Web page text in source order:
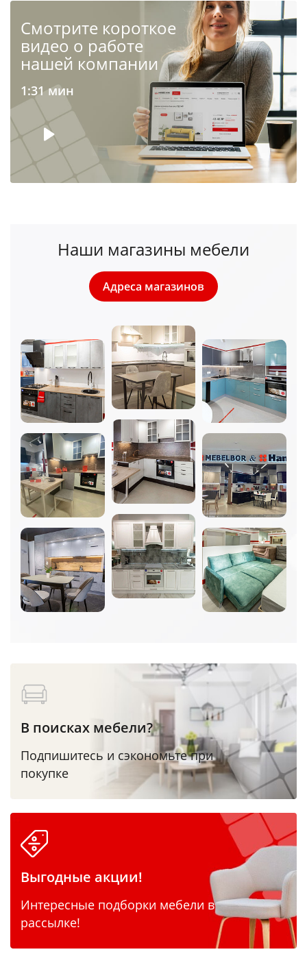
Cмотрите короткое
видео о работе
нашей компании
1:31 мин
Наши магазины мебели
Адреса магазинов
В поисках мебели?
Подпишитесь и сэкономьте при
покупке
Выгодные акции!
Интересные подборки мебели в
рассылке!